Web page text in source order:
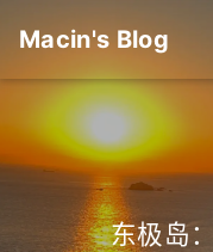
Macin's Blog
东极岛